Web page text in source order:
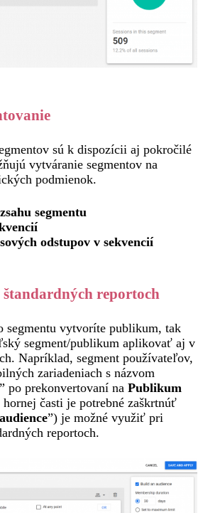
sú k dispozícii aj pokročilé
vytváranie segmentov na
podmienok.
segmentu
odstupov v sekvencií
reportoch
segmentu vytvoríte publikum, tak
segment/publikum aplikovať aj v
Napríklad, segment používateľov,
zariadeniach s názvom
” po prekonvertovaní na Publikum
časti je potrebné zaškrtnúť
”) je možné využiť pri
reportoch.